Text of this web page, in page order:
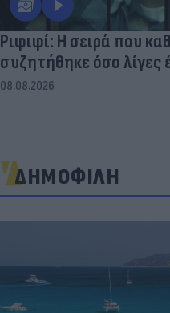
Ριφιφί: Η σειρά που
συζητήθηκε όσο λίγες
08.08.2026
ΔΗΜΟΦΙΛΗ